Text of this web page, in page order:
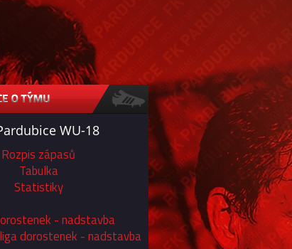
WU-18
Rozpis zápasů
Tabulka
Statistiky
- nadstavba
dorostenek - nadstavba